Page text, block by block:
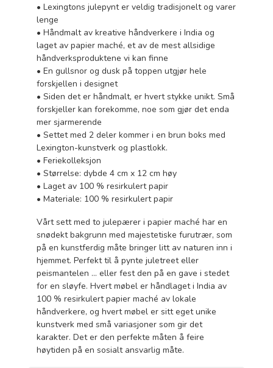
• Lexingtons julepynt er veldig tradisjonelt og varer
lenge
• Håndmalt av kreative håndverkere i India og
laget av papier maché, et av de mest allsidige
håndverksproduktene vi kan finne
• En gullsnor og dusk på toppen utgjør hele
forskjellen i designet
• Siden det er håndmalt, er hvert stykke unikt. Små
forskjeller kan forekomme, noe som gjør det enda
mer sjarmerende
• Settet med 2 deler kommer i en brun boks med
Lexington-kunstverk og plastlokk.
• Feriekolleksjon
• Størrelse: dybde 4 cm x 12 cm høy
• Laget av 100 % resirkulert papir
• Materiale: 100 % resirkulert papir
Vårt sett med to julepærer i papier maché har en
snødekt bakgrunn med majestetiske furutrær, som
på en kunstferdig måte bringer litt av naturen inn i
hjemmet. Perfekt til å pynte juletreet eller
peismantelen ... eller fest den på en gave i stedet
for en sløyfe. Hvert møbel er håndlaget i India av
100 % resirkulert papier maché av lokale
håndverkere, og hvert møbel er sitt eget unike
kunstverk med små variasjoner som gir det
karakter. Det er den perfekte måten å feire
høytiden på en sosialt ansvarlig måte.